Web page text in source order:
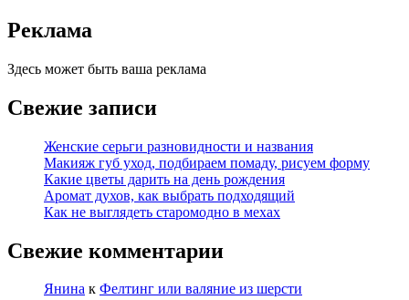
Реклама
Здесь может быть ваша реклама
Свежие записи
Женские серьги разновидности и названия
Макияж губ уход, подбираем помаду, рисуем форму
Какие цветы дарить на день рождения
Аромат духов, как выбрать подходящий
Как не выглядеть старомодно в мехах
Свежие комментарии
Янина к Фелтинг или валяние из шерсти